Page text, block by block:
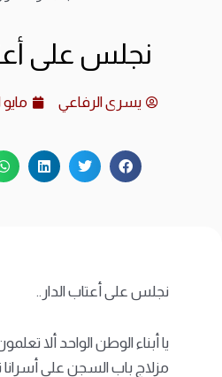
نجلس على
يسرى الرفاعي مايو 1, 2022
نجلس على أعتاب الدار..
يا أبناء الوطن الواحد ألا
مزلاج باب السجن على أسرانا